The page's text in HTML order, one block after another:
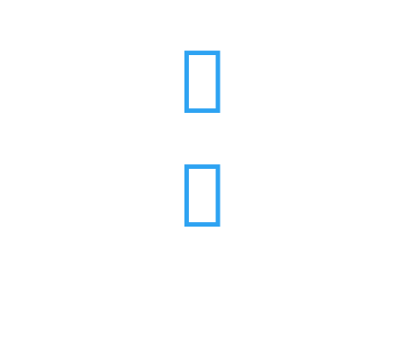

